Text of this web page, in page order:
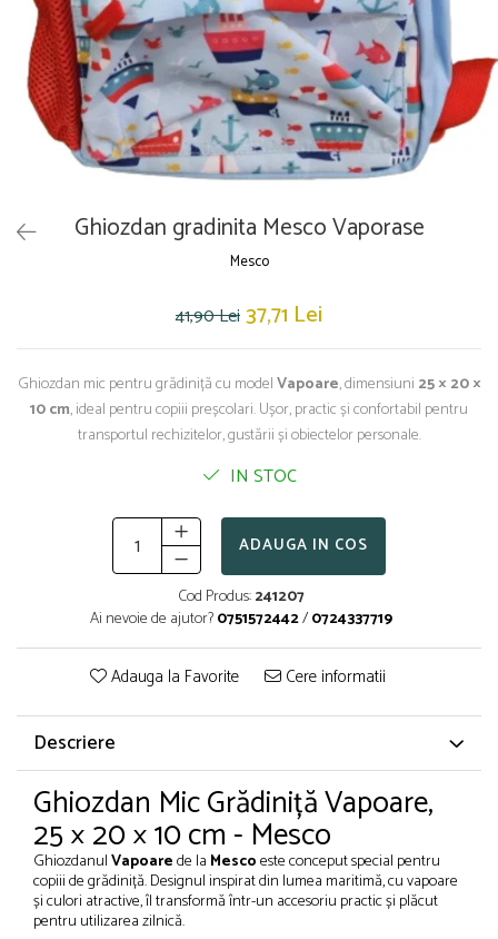
Blocnotesuri
Blocuri de desen
Caiete Biologie
Caiete cu Spirală
Caiete Dictando
Caiete Geografie
Caiete Muzică
Calculatoare
Instrumente de scris și desen
Creioane cerate
Creioane mecanice
Mine pentru creioane mecanice
Rezerve stilouri
Rollere
Măsurare și trasare
Rigle
Organizare și Arhivare
Accesorii de organizare
Ghiozdan gradinita Mesco Vaporase
Mesco
41,90 Lei37,71 Lei
Ghiozdan mic pentru grădiniță cu modelVapoare, dimensiuni 25 × 20 ×
10 cm, ideal pentru copiii preșcolari. Ușor, practic și confortabil pentru
transportul rechizitelor, gustării și obiectelor personale.
IN STOC
ADAUGA IN COS
Cod Produs:241207
Ai nevoie de ajutor?0751572442/0724337719
Adauga la Favorite Cere informatii
Descriere
Ghiozdan Mic Grădiniță Vapoare,
25 × 20 × 10 cm - Mesco
GhiozdanulVapoarede la Mescoeste conceput special pentru
copiii de grădiniță. Designul inspirat din lumea maritimă, cu vapoare
și culori atractive, îl transformă într-un accesoriu practic și plăcut
pentru utilizarea zilnică.